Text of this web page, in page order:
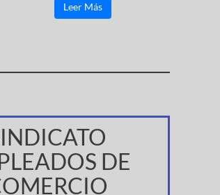
Leer Más
DE